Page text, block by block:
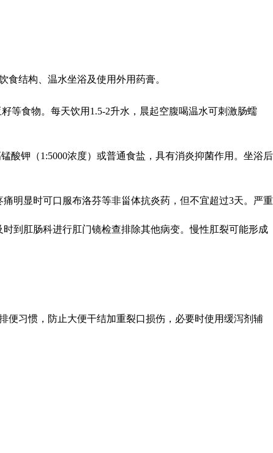
结构、温水坐浴及使用外用药膏。
等食物。每天饮用1.5-2升水，晨起空腹喝温水可刺激肠蠕
酸钾（1:5000浓度）或普通食盐，具有消炎抑菌作用。坐浴后
明显时可口服布洛芬等非甾体抗炎药，但不宜超过3天。严重
到肛肠科进行肛门镜检查排除其他病变。慢性肛裂可能形成
便习惯，防止大便干结加重裂口损伤，必要时使用缓泻剂辅